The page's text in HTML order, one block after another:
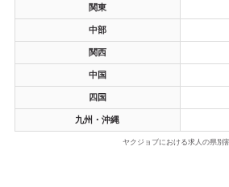
関東
中部
関西
中国
四国
九州・沖縄
ヤクジョブにおける求人の県別